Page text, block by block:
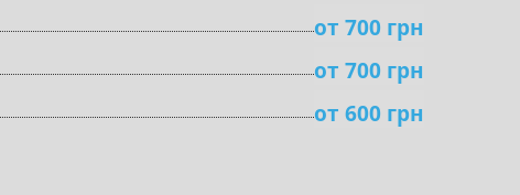
от 700 грн
от 700 грн
от 600 грн